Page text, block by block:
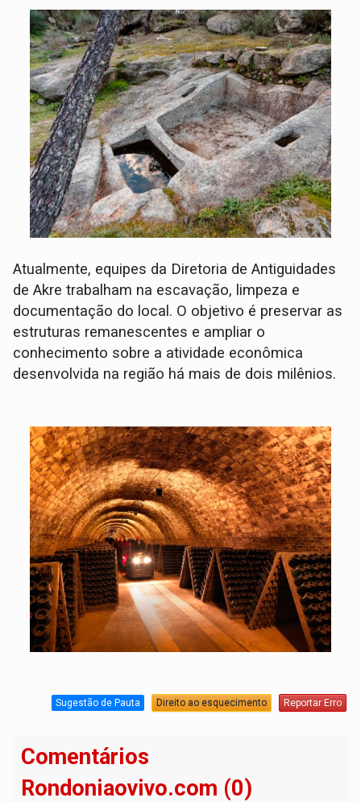
Atualmente, equipes da Diretoria de Antiguidades
de Akre trabalham na escavação, limpeza e
documentação do local. O objetivo é preservar as
estruturas remanescentes e ampliar o
conhecimento sobre a atividade econômica
desenvolvida na região há mais de dois milênios.
Sugestão de Pauta Direito ao esquecimento Reportar Erro
Comentários
Rondoniaovivo.com (0)